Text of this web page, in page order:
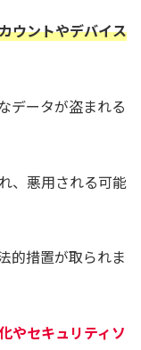
ウントやデバイス
データが盗まれる
、悪用される可能
的措置が取られま
やセキュリティソ